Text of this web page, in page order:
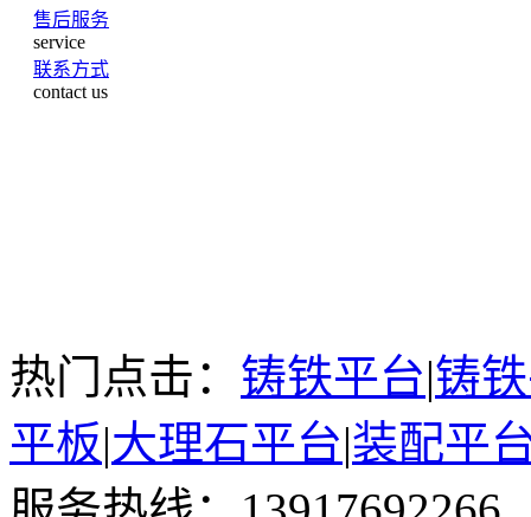
售后服务
service
联系方式
contact us
热门点击： 铸铁平台|铸
平板|大理石平台|装配平